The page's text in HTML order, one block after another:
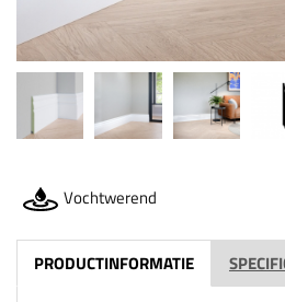
Vochtwerend
PRODUCTINFORMATIE